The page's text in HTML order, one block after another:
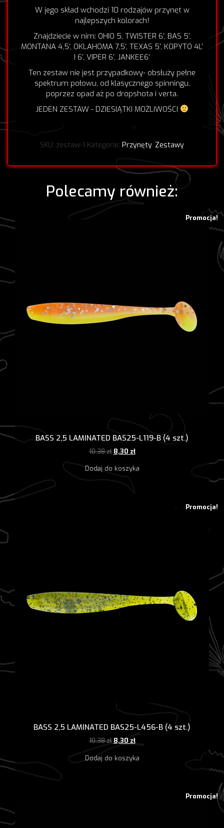
W jego skład wchodzi 10 rodzajów przynęt w
najlepszych kolorach!
Znajdziecie w nim: OHIO 5, TWISTER 6', BAS 5',
MONTANA 4,5', OKLAHOMA 7,5', TEXAS 5', KOPYTO 4L'
I 6', VIPER 6', JANKEE6'
Ten zestaw nie jest przypadkowy- obsłuży pełne
spektrum połowu, od klasycznego spinningu,
poprzez opad aż po dropshota i verta.
JEDEN ZESTAW - DZIESIĄTKI MOŻLIWOŚCI
SKU: zestaw-1 Kategorie: Przynęty, Zestawy
Polecamy również:
Promocja!
BASS 2,5 LAMINATED BAS25-L119-B (4 szt.)
10,38zł Pierwotna
wynosiła:
8,30 złAktualna
wynosi:
Dodaj do koszyka
Promocja!
BASS 2,5 LAMINATED BAS25-L456-B (4 szt.)
10,38zł Pierwotna
wynosiła:
8,30 złAktualna
wynosi:
Dodaj do koszyka
Promocja!